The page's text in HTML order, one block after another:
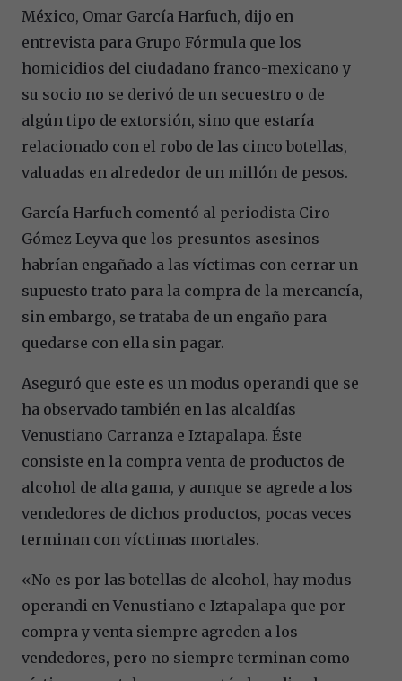
México, Omar García Harfuch, dijo en
entrevista para Grupo Fórmula que los
homicidios del ciudadano franco-mexicano y
su socio no se derivó de un secuestro o de
algún tipo de extorsión, sino que estaría
relacionado con el robo de las cinco botellas,
valuadas en alrededor de un millón de pesos.
García Harfuch comentó al periodista Ciro
Gómez Leyva que los presuntos asesinos
habrían engañado a las víctimas con cerrar un
supuesto trato para la compra de la mercancía,
sin embargo, se trataba de un engaño para
quedarse con ella sin pagar.
Aseguró que este es un modus operandi que se
ha observado también en las alcaldías
Venustiano Carranza e Iztapalapa. Éste
consiste en la compra venta de productos de
alcohol de alta gama, y aunque se agrede a los
vendedores de dichos productos, pocas veces
terminan con víctimas mortales.
«No es por las botellas de alcohol, hay modus
operandi en Venustiano e Iztapalapa que por
compra y venta siempre agreden a los
vendedores, pero no siempre terminan como